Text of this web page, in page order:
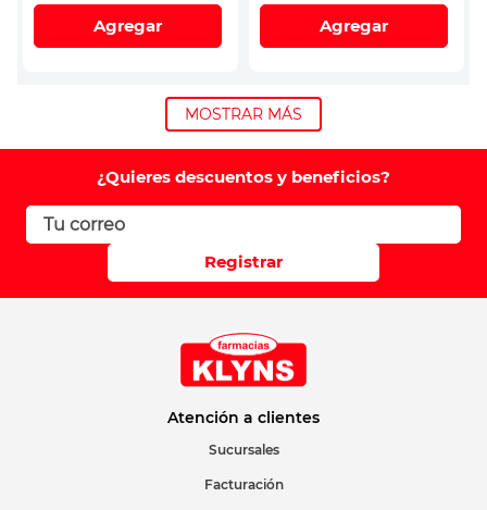
Agregar Agregar
MOSTRAR MÁS
¿Quieres descuentos y beneficios?
Registrar
Atención a clientes
Sucursales
Facturación